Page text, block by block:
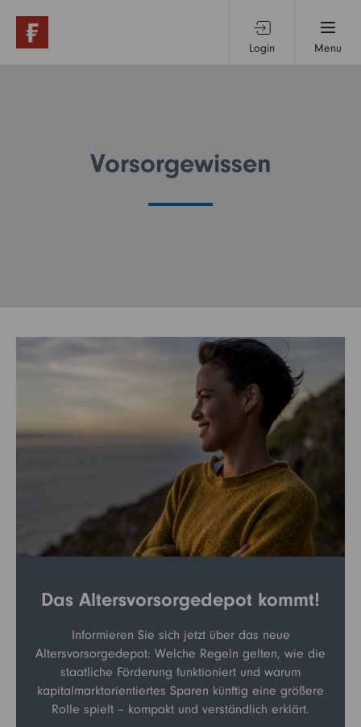
Login Menu
Privatanleger
Betriebliche Vorsorge
My Fidelity
FFB (Kunden)
FFB (Berater)
Sie sind noch kein Fidelity Kunde?
Vorsorgewissen
Das Altersvorsorgedepot kommt!
Informieren Sie sich jetzt über das neue
Altersvorsorgedepot: Welche Regeln gelten, wie die
staatliche Förderung funktioniert und warum
kapitalmarktorientiertes Sparen künftig eine größere
Rolle spielt – kompakt und verständlich erklärt.